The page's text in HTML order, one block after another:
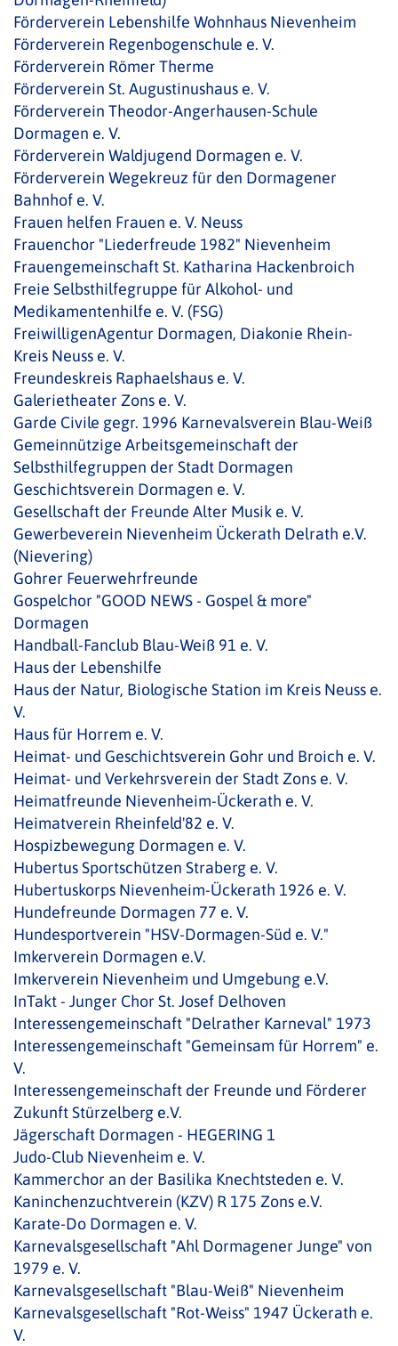
Förderverein Lebenshilfe Wohnhaus Nievenheim
Förderverein Regenbogenschule e. V.
Förderverein Römer Therme
Förderverein St. Augustinushaus e. V.
Förderverein Theodor-Angerhausen-Schule
Dormagen e. V.
Förderverein Waldjugend Dormagen e. V.
Förderverein Wegekreuz für den Dormagener
Bahnhof e. V.
Frauen helfen Frauen e. V. Neuss
Frauenchor "Liederfreude 1982" Nievenheim
Frauengemeinschaft St. Katharina Hackenbroich
Freie Selbsthilfegruppe für Alkohol- und
Medikamentenhilfe e. V. (FSG)
FreiwilligenAgentur Dormagen, Diakonie Rhein-
Kreis Neuss e. V.
Freundeskreis Raphaelshaus e. V.
Galerietheater Zons e. V.
Garde Civile gegr. 1996 Karnevalsverein Blau-Weiß
Gemeinnützige Arbeitsgemeinschaft der
Selbsthilfegruppen der Stadt Dormagen
Geschichtsverein Dormagen e. V.
Gesellschaft der Freunde Alter Musik e. V.
Gewerbeverein Nievenheim Ückerath Delrath e.V.
(Nievering)
Gohrer Feuerwehrfreunde
Gospelchor "GOOD NEWS - Gospel & more"
Dormagen
Handball-Fanclub Blau-Weiß 91 e. V.
Haus der Lebenshilfe
Haus der Natur, Biologische Station im Kreis Neuss e.
V.
Haus für Horrem e. V.
Heimat- und Geschichtsverein Gohr und Broich e. V.
Heimat- und Verkehrsverein der Stadt Zons e. V.
Heimatfreunde Nievenheim-Ückerath e. V.
Heimatverein Rheinfeld'82 e. V.
Hospizbewegung Dormagen e. V.
Hubertus Sportschützen Straberg e. V.
Hubertuskorps Nievenheim-Ückerath 1926 e. V.
Hundefreunde Dormagen 77 e. V.
Hundesportverein "HSV-Dormagen-Süd e. V."
Imkerverein Dormagen e.V.
Imkerverein Nievenheim und Umgebung e.V.
InTakt - Junger Chor St. Josef Delhoven
Interessengemeinschaft "Delrather Karneval" 1973
Interessengemeinschaft "Gemeinsam für Horrem" e.
V.
Interessengemeinschaft der Freunde und Förderer
Zukunft Stürzelberg e.V.
Jägerschaft Dormagen - HEGERING 1
Judo-Club Nievenheim e. V.
Kammerchor an der Basilika Knechtsteden e. V.
Kaninchenzuchtverein (KZV) R 175 Zons e.V.
Karate-Do Dormagen e. V.
Karnevalsgesellschaft "Ahl Dormagener Junge" von
1979 e. V.
Karnevalsgesellschaft "Blau-Weiß" Nievenheim
Karnevalsgesellschaft "Rot-Weiss" 1947 Ückerath e.
V.